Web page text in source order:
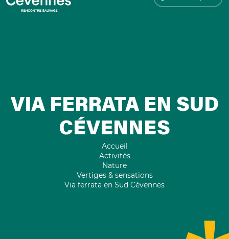
VIA FERRATA EN SUD
CÉVENNES
Accueil
Activités
Nature
Vertiges & sensations
Via ferrata en Sud Cévennes